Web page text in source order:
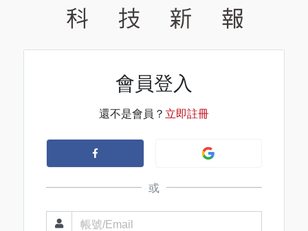
會員登入
還不是會員？ 立即註冊
或
帳號/Email